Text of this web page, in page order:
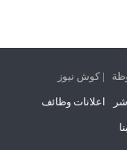
اعلانات وظائف